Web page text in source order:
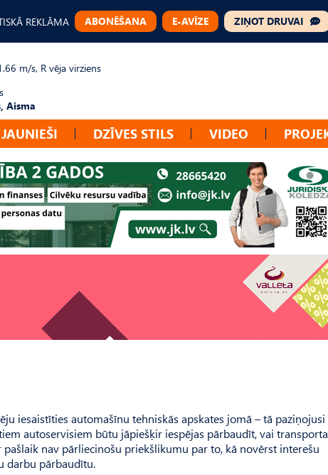
REKLĀMA ABONĒŠANA E-AVĪZE ZIŅOT DRUVAI
m/s, R vēja virziens
Aisma
DZĪVES STILS VIDEO
iesaistīties automašīnu tehniskās apskates jomā – tā paziņojusi
autoservisiem būtu jāpiešķir iespējas pārbaudīt, vai transporta
nav pārliecinošu priekšlikumu par to, kā novērst interešu
darbu pārbaudītu.